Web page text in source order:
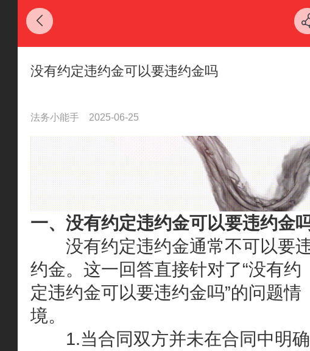
没有约定违约金可以要违约金吗
法务小能手 2025-06-25
一、没有约定违约金可以要违约金
没有约定违约金通常不可以要
约金。这一回答直接针对了“没有约
定违约金可以要违约金吗”的问题情
境。
1.当合同双方并未在合同中明确